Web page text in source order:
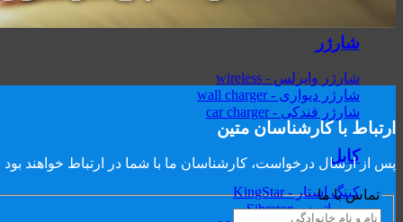
شارژر
شارژر وایرلس - wireless
شارژر دیواری - wall charger
شارژر فندکی - car charger
کابل
کینگ استار - KingStar
سیبراتون - Sibraton
ارتباط با کارشناسان متین
پس از ارسال درخواست، کارشناسان ما با شما در ارتباط خواهند بود
تماس با ما